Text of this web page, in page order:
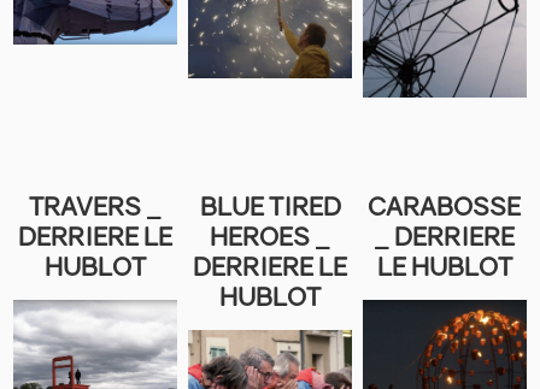
TRAVERS _
DERRIERE LE
HUBLOT
BLUE TIRED
HEROES _
DERRIERE LE
HUBLOT
CARABOSSE
_ DERRIERE
LE HUBLOT